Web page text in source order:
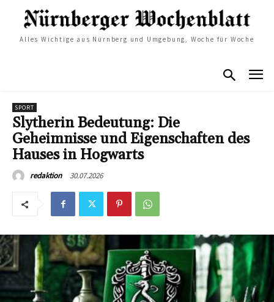
Alles Wichtige aus Nürnberg und Umgebung, Woche für Woche
SPORT
Slytherin Bedeutung: Die
Geheimnisse und Eigenschaften des
Hauses in Hogwarts
redaktion 30.07.2026